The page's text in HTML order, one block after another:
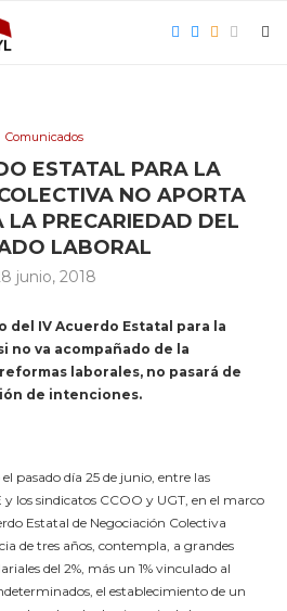
Comunicados
ESTATAL PARA LA
NO APORTA
LA PRECARIEDAD DEL
LABORAL
junio, 2018
del IV Acuerdo Estatal para la
no va acompañado de la
laborales, no pasará de
de intenciones.
pasado día 25 de junio, entre las
los sindicatos CCOO y UGT, en el marco
Estatal de Negociación Colectiva
de tres años, contempla, a grandes
del 2%, más un 1% vinculado al
el establecimiento de un